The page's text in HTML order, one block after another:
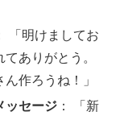
「明けましてお
ありがとう。
作ろうね！」
ッセージ ： 「新